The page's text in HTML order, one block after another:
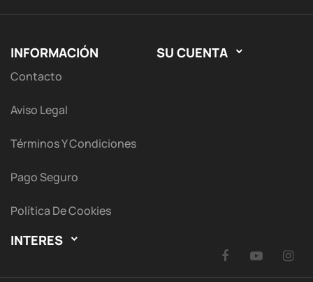
INFORMACIÓN
Contacto
Aviso Legal
Términos Y Condiciones
Pago Seguro
Política De Cookies
SU CUENTA 
INTERES 
Facebook